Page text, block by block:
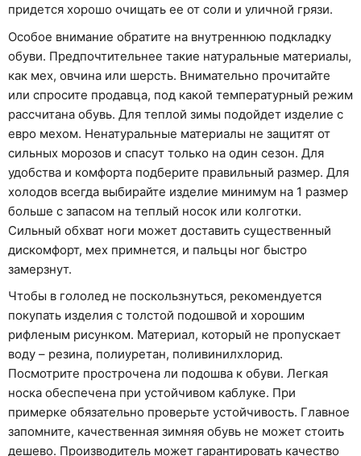
придется хорошо очищать ее от соли и уличной грязи.
Особое внимание обратите на внутреннюю подкладку
обуви. Предпочтительнее такие натуральные материалы,
как мех, овчина или шерсть. Внимательно прочитайте
или спросите продавца, под какой температурный режим
рассчитана обувь. Для теплой зимы подойдет изделие с
евро мехом. Ненатуральные материалы не защитят от
сильных морозов и спасут только на один сезон. Для
удобства и комфорта подберите правильный размер. Для
холодов всегда выбирайте изделие минимум на 1 размер
больше с запасом на теплый носок или колготки.
Сильный обхват ноги может доставить существенный
дискомфорт, мех примнется, и пальцы ног быстро
замерзнут.
Чтобы в гололед не поскользнуться, рекомендуется
покупать изделия с толстой подошвой и хорошим
рифленым рисунком. Материал, который не пропускает
воду – резина, полиуретан, поливинилхлорид.
Посмотрите прострочена ли подошва к обуви. Легкая
носка обеспечена при устойчивом каблуке. При
примерке обязательно проверьте устойчивость. Главное
запомните, качественная зимняя обувь не может стоить
дешево. Производитель может гарантировать качество